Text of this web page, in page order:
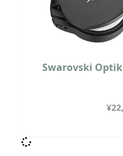
Swarovski Optik
¥